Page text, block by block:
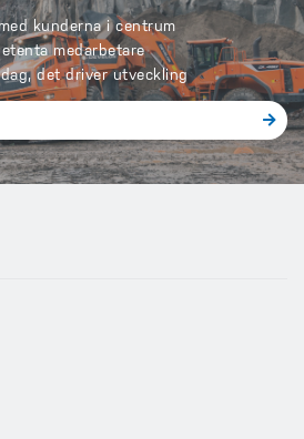
kunderna i centrum
medarbetare
det driver utveckling